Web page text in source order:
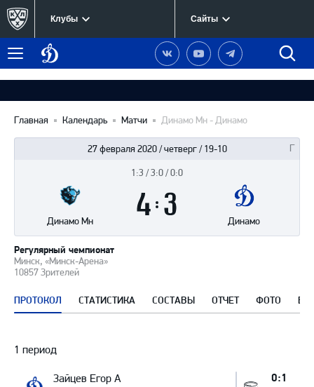
Клубы Сайты
Меню
Динамо
Москва
Наша
группа
Вконтакте
Наш
канал
YouTube
Наш
канал
Telegram
Главная Календарь Матчи Динамо Мн - Динамо
27 февраля 2020 / четверг / 19-10
Минск, «Минск-Арена»
10857 Зрителей
Регулярный чемпионат
матча
1:3 / 3:0 / 0:0
Динамо Мн Динамо
ПРОТОКОЛ СТАТИСТИКА СОСТАВЫ ОТЧЕТ ФОТО
Протокол
1 период
Зайцев Егор А 0:1